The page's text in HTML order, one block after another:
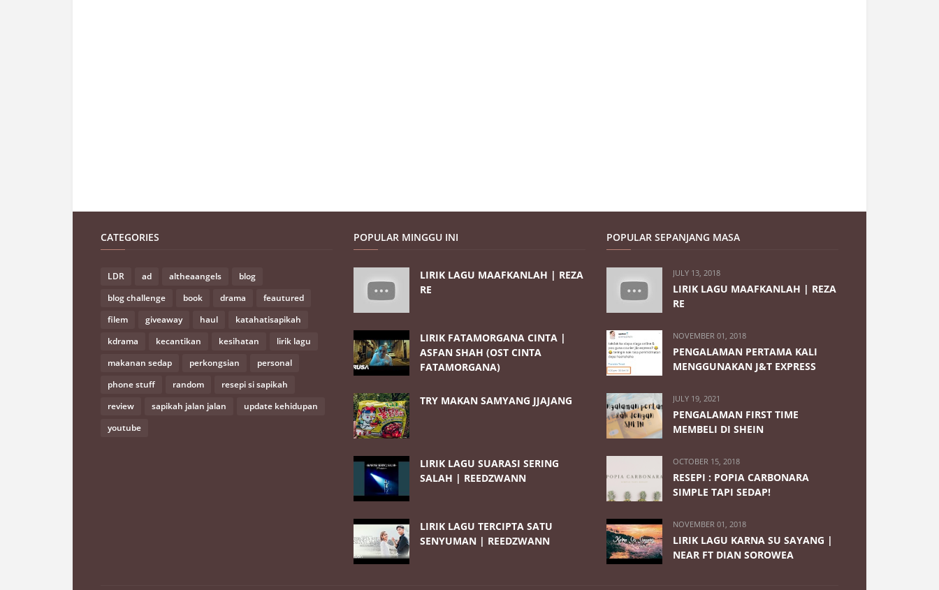
CATEGORIES
LDR ad altheaangels
blog
blog challenge
book drama
feautured
filem
giveaway haul
katahatisapikah
kdrama
kecantikan kesihatan
lirik lagu
makanan sedap
perkongsian
personal
phone stuff
random
resepi si sapikah
review
sapikah jalan jalan
update kehidupan
youtube
POPULAR MINGGU INI
LIRIK LAGU MAAFKANLAH | REZA
RE
LIRIK FATAMORGANA CINTA |
ASFAN SHAH (OST CINTA
FATAMORGANA)
TRY MAKAN SAMYANG JJAJANG
LIRIK LAGU SUARASI SERING
SALAH | REEDZWANN
LIRIK LAGU TERCIPTA SATU
SENYUMAN | REEDZWANN
POPULAR SEPANJANG MASA
JULY 13, 2018
LIRIK LAGU MAAFKANLAH | REZA
RE
NOVEMBER 01, 2018
PENGALAMAN PERTAMA KALI
MENGGUNAKAN J&T EXPRESS
JULY 19, 2021
PENGALAMAN FIRST TIME
MEMBELI DI SHEIN
OCTOBER 15, 2018
RESEPI : POPIA CARBONARA
SIMPLE TAPI SEDAP!
NOVEMBER 01, 2018
LIRIK LAGU KARNA SU SAYANG |
NEAR FT DIAN SOROWEA